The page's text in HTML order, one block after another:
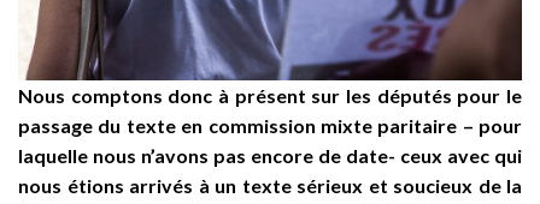
Nous comptons donc à présent sur les députés pour le
passage du texte en commission mixte paritaire – pour
laquelle nous n’avons pas encore de date- ceux avec qui
nous étions arrivés à un texte sérieux et soucieux de la